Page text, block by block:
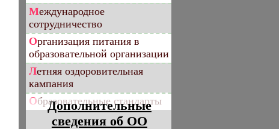
Международное
сотрудничество
Организация питания в
образовательной организации
Летняя оздоровительная
кампания
Образовательные стандарты
Дополнительные
сведения об ОО